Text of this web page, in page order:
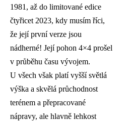
1981, až do limitované edice
čtyřicet 2023, kdy musím říci,
že její první verze jsou
nádherné! Její pohon 4×4 prošel
v průběhu času vývojem.
U všech však platí vyšší světlá
výška a skvělá průchodnost
terénem a přepracované
nápravy, ale hlavně lehkost